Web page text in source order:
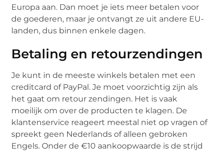
Europa aan. Dan moet je iets meer betalen voor
de goederen, maar je ontvangt ze uit andere EU-
landen, dus binnen enkele dagen.
Betaling en retourzendingen
Je kunt in de meeste winkels betalen met een
creditcard of PayPal. Je moet voorzichtig zijn als
het gaat om retour zendingen. Het is vaak
moeilijk om over de producten te klagen. De
klantenservice reageert meestal niet op vragen of
spreekt geen Nederlands of alleen gebroken
Engels. Onder de €10 aankoopwaarde is de strijd